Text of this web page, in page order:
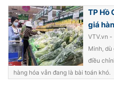
® Cấm sao chép dưới mọi hình
thuận bằng văn bản. Ghi rõ
thông tin từ website này.
TP Hồ
giá
VTV.vn -
Minh, dù
điều
hàng hóa vẫn đang là bài toán khó.